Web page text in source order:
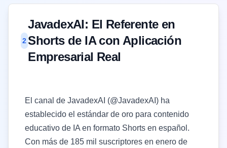
2
JavadexAI: El Referente en
Shorts de IA con Aplicación
Empresarial Real
El canal de JavadexAI (@JavadexAI ) ha
establecido el estándar de oro para contenido
educativo de IA en formato Shorts en español.
Con más de 185 mil suscriptores en enero de